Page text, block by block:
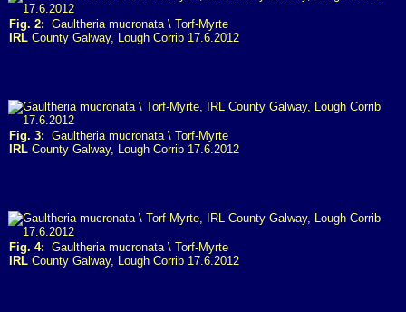
Fig. 2: Gaultheria mucronata \ Torf-Myrte
IRL County Galway, Lough Corrib 17.6.2012
Fig. 3: Gaultheria mucronata \ Torf-Myrte
IRL County Galway, Lough Corrib 17.6.2012
Fig. 4: Gaultheria mucronata \ Torf-Myrte
IRL County Galway, Lough Corrib 17.6.2012